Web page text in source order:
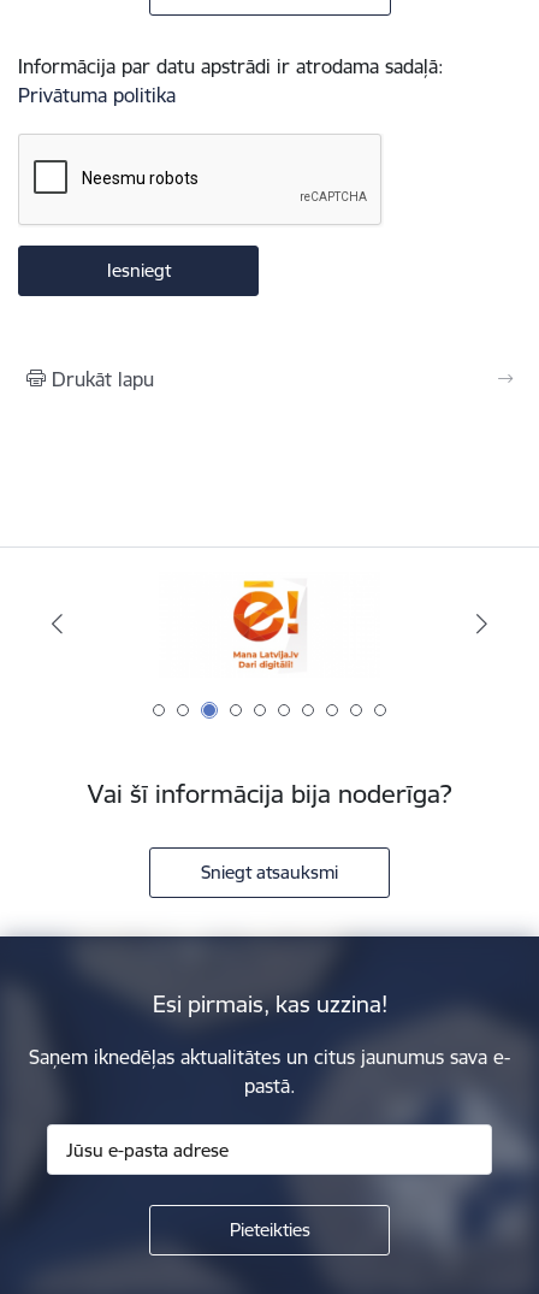
Informācija par datu apstrādi ir atrodama sadaļā:
Privātuma politika
Drukāt lapu
Vai šī informācija bija noderīga?
Sniegt atsauksmi
Esi pirmais, kas uzzina!
Saņem iknedēļas aktualitātes un citus jaunumus sava e-
pastā.